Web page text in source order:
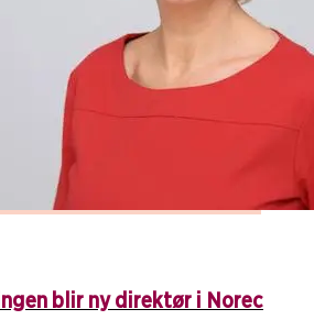
blir ny direktør i Norec